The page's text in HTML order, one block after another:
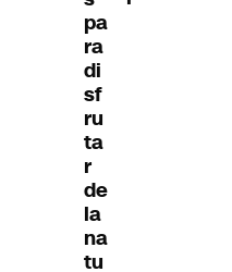
pa
ra
di
sf
ru
ta
r
de
la
na
tu